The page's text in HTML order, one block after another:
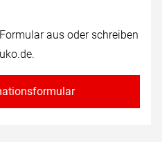
aus oder schreiben
.